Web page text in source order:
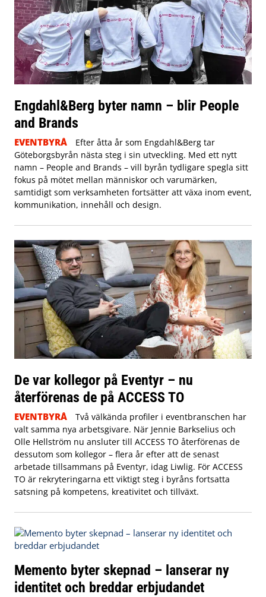
Engdahl&Berg byter namn – blir People
and Brands
EVENTBYRÅ
Efter åtta år som Engdahl&Berg tar
Göteborgsbyrån nästa steg i sin utveckling. Med ett nytt
namn – People and Brands – vill byrån tydligare spegla sitt
fokus på mötet mellan människor och varumärken,
samtidigt som verksamheten fortsätter att växa inom event,
kommunikation, innehåll och design.
De var kollegor på Eventyr – nu
återförenas de på ACCESS TO
EVENTBYRÅ
Två välkända profiler i eventbranschen har
valt samma nya arbetsgivare. När Jennie Barkselius och
Olle Hellström nu ansluter till ACCESS TO återförenas de
dessutom som kollegor – flera år efter att de senast
arbetade tillsammans på Eventyr, idag Liwlig. För ACCESS
TO är rekryteringarna ett viktigt steg i byråns fortsatta
satsning på kompetens, kreativitet och tillväxt.
Memento byter skepnad – lanserar ny
identitet och breddar erbjudandet